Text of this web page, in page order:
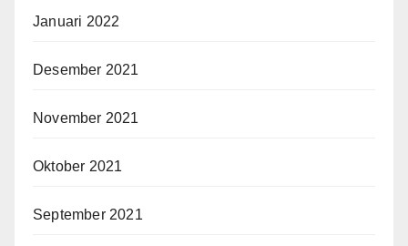
Januari 2022
Desember 2021
November 2021
Oktober 2021
September 2021